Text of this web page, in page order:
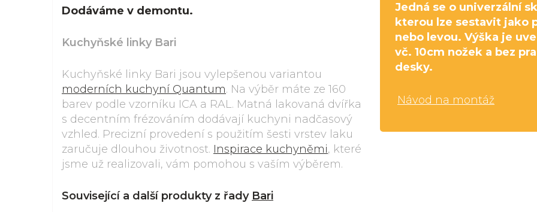
Jedná se o univerzální
kterou lze sestavit jako
nebo levou. Výška je
vč. 10cm nožek a bez
desky.
Návod na montáž
Dodáváme v demontu.
Kuchyňské linky Bari
Kuchyňské linky Bari jsou vylepšenou variantou
moderních kuchyní Quantum. Na výběr máte ze 160
barev podle vzorníku ICA a RAL. Matná lakovaná dvířka
s decentním frézováním dodávají kuchyni nadčasový
vzhled. Precizní provedení s použitím šesti vrstev laku
zaručuje dlouhou životnost. Inspirace kuchyněmi, které
jsme už realizovali, vám pomohou s vaším výběrem.
Související a další produkty z řady Bari